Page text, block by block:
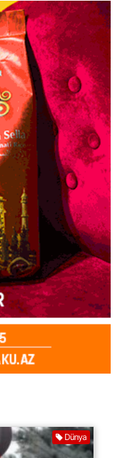
Dünya